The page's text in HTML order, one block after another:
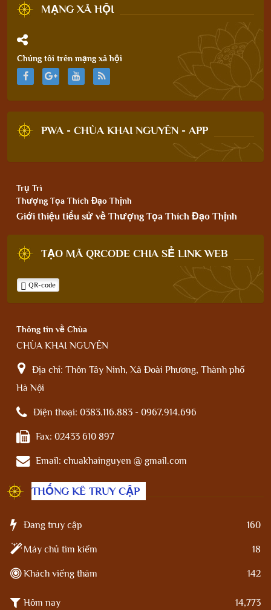
MẠNG XÃ HỘI
Chúng tôi trên mạng xã hội
PWA - CHÙA KHAI NGUYÊN - APP
Trụ Trì
Thượng Tọa Thích Đạo Thịnh
Giới thiệu tiểu sử về Thượng Tọa Thích Đạo Thịnh
TẠO MÃ QRCODE CHIA SẺ LINK WEB
QR-code
Thông tin về Chùa
CHÙA KHAI NGUYÊN
Địa chỉ: Thôn Tây Ninh, Xã Đoài Phương, Thành phố
Hà Nội
Điện thoại: 0383.116.883 - 0967.914.696
Fax: 02433 610 897
Email: chuakhainguyen @ gmail.com
THỐNG KÊ TRUY CẬP
Đang truy cập 160
Máy chủ tìm kiếm 18
Khách viếng thăm 142
Hôm nay 14,773